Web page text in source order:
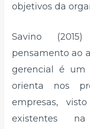
objetivos da
Savino
pensamento ao
gerencial é um
orienta nos
empresas,
existentes